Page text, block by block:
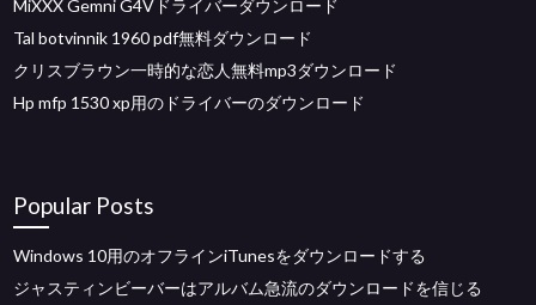
MiXXX Gemni G4Vドライバーダウンロード
Tal botvinnik 1960 pdf無料ダウンロード
クリスブラウン一時的な恋人無料mp3ダウンロード
Hp mfp 1530 xp用のドライバーのダウンロード
Popular Posts
Windows 10用のオフラインiTunesをダウンロードする
ジャスティンビーバーはアルバム急流のダウンロードを信じる